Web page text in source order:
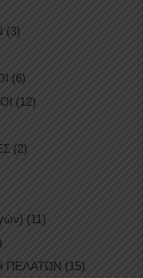
(3)
(6)
(12)
(2)
(11)
ΠΕΛΑΤΩΝ (15)